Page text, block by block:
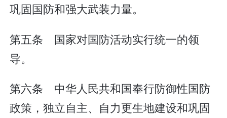
巩固国防和强大武装力量。
第五条 国家对国防活动实行统一的领
导。
第六条 中华人民共和国奉行防御性国防
政策，独立自主、自力更生地建设和巩固